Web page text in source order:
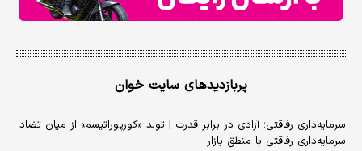
پربازدیدهای سایت خوان
سرمایه‌داری رفاقتی؛ آزادی در برابر قدرت | تولد «کورپوراتیسم» از میان تضاد
سرمایه‌داری رفاقتی با منطق بازار